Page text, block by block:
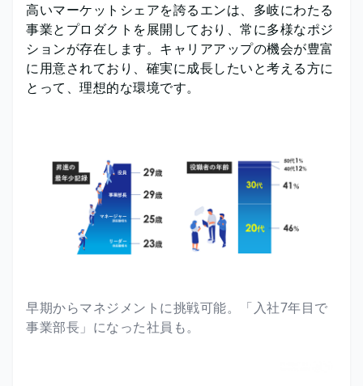
高いマーケットシェアを誇るエンは、多岐にわたる
事業とプロダクトを展開しており、常に多様なポジ
ションが存在します。キャリアアップの機会が豊富
に用意されており、確実に成長したいと考える方に
とって、理想的な環境です。
早期からマネジメントに挑戦可能。「入社7年目で
事業部長」になった社員も。